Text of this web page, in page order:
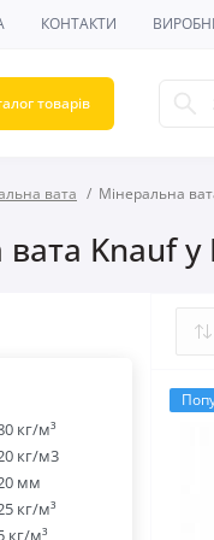
КОНТАКТИ
товарів
вата Мінеральна
Knauf у
кг/м³
кг/м3
мм
кг/м³
кг/м³